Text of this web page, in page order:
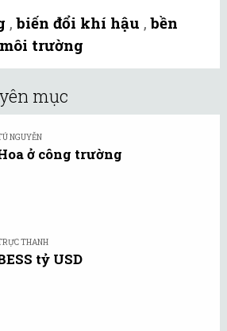
,biến đổi khí hậu ,bền
môi trường
mục
NGUYỄN
ở công trường
THANH
tỷ USD